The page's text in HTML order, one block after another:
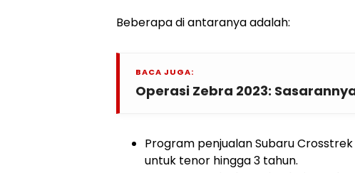
Beberapa di antaranya adalah:
BACA JUGA:
Operasi Zebra 2023:
Program penjualan Subaru
untuk tenor hingga 3 tahun.